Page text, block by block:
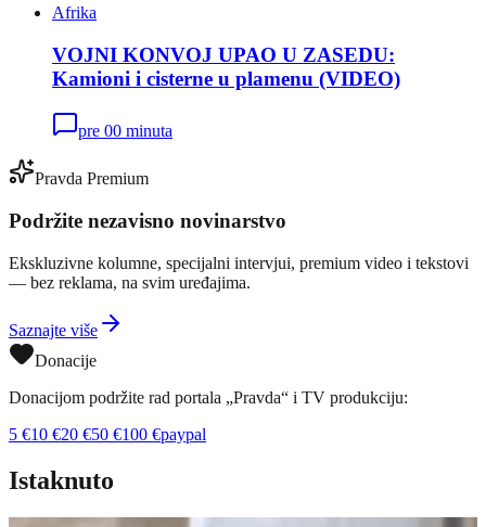
Afrika
VOJNI KONVOJ UPAO U ZASEDU:
Kamioni i cisterne u plamenu (VIDEO)
pre 00 minuta
Pravda Premium
Podržite nezavisno novinarstvo
Ekskluzivne kolumne, specijalni intervjui, premium video i tekstovi
— bez reklama, na svim uređajima.
Saznajte više
Donacije
Donacijom podržite rad portala „Pravda“ i TV produkciju:
5 €10 €20 €50 €100 €paypal
Istaknuto